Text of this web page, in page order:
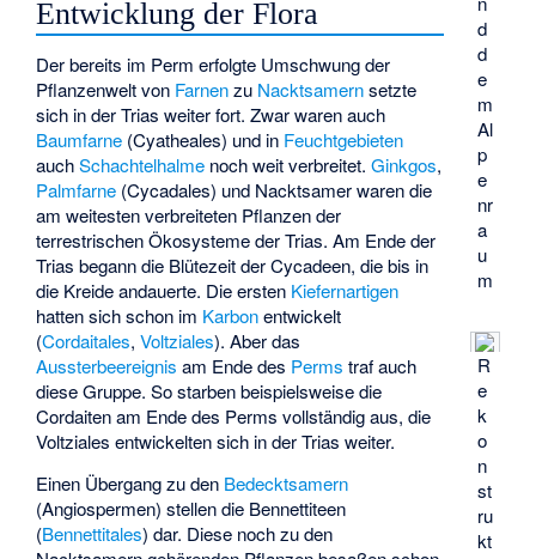
d
d
e
m
Al
p
e
nr
a
u
m
R
e
k
o
n
st
ru
kt
Entwicklung der Flora
Der bereits im Perm erfolgte Umschwung der
Pflanzenwelt von Farnenzu Nacktsamernsetzte
sich in der Trias weiter fort. Zwar waren auch
Baumfarne (Cyatheales) und in Feuchtgebieten
auchSchachtelhalme noch weit verbreitet.Ginkgos,
Palmfarne (Cycadales) und Nacktsamer waren die
am weitesten verbreiteten Pflanzen der
terrestrischen Ökosysteme der Trias. Am Ende der
Trias begann die Blütezeit derCycadeen, die bis in
die Kreide andauerte. Die ersten Kiefernartigen
hatten sich schon im Karbonentwickelt
(Cordaitales,Voltziales). Aber das
Aussterbeereignis am Ende des Perms traf auch
diese Gruppe. So starben beispielsweise die
Cordaiten am Ende des Perms vollständig aus, die
Voltziales entwickelten sich in der Trias weiter.
Einen Übergang zu den Bedecktsamern
(Angiospermen) stellen die Bennettiteen
(Bennettitales) dar. Diese noch zu den